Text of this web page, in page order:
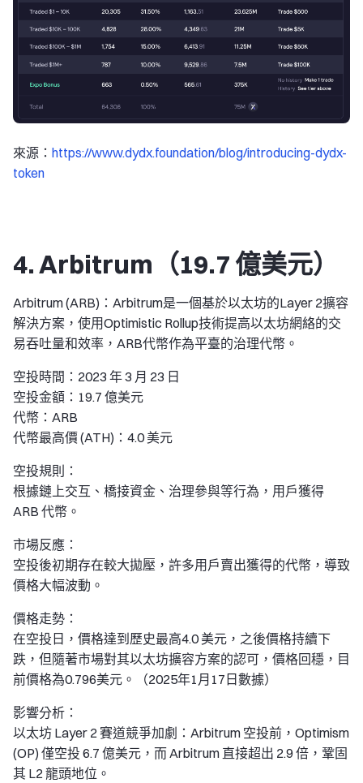
來源： https://www.dydx.foundation/blog/introducing-dydx-
token
4. Arbitrum（19.7 億美元）
Arbitrum (ARB)：Arbitrum是一個基於以太坊的Layer 2擴容
解決方案，使用Optimistic Rollup技術提高以太坊網絡的交
易吞吐量和效率，ARB代幣作為平臺的治理代幣。
空投時間：2023 年 3 月 23 日
空投金額：19.7 億美元
代幣：ARB
代幣最高價 (ATH)：4.0 美元
空投規則：
根據鏈上交互、橋接資金、治理參與等行為，用戶獲得
ARB 代幣。
市場反應：
空投後初期存在較大拋壓，許多用戶賣出獲得的代幣，導致
價格大幅波動。
價格走勢：
在空投日，價格達到歷史最高4.0 美元，之後價格持續下
跌，但隨著市場對其以太坊擴容方案的認可，價格回穩，目
前價格為0.796美元。（2025年1月17日數據）
影響分析：
以太坊 Layer 2 賽道競爭加劇：Arbitrum 空投前，Optimism
(OP) 僅空投 6.7 億美元，而 Arbitrum 直接超出 2.9 倍，鞏固
其 L2 龍頭地位。